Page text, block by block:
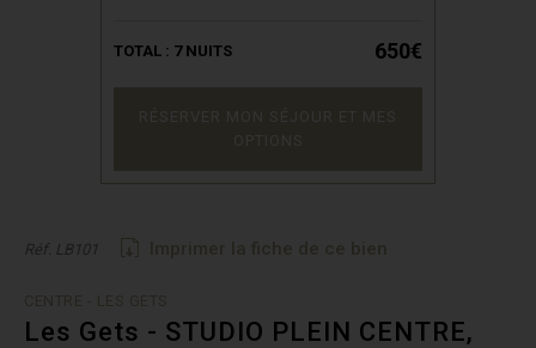
TOTAL : 7NUITS 650€
Réf. LB101
Les Gets - STUDIO PLEIN CENTRE,